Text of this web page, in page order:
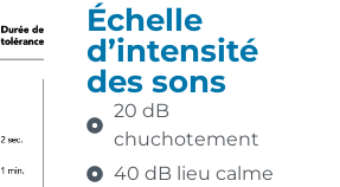
Échelle
d’intensité
des sons
20 dB
chuchotement
40 dB lieu calme